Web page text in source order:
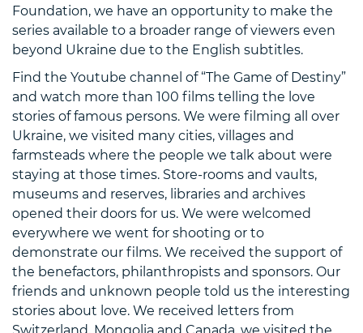
Foundation, we have an opportunity to make the
series available to a broader range of viewers even
beyond Ukraine due to the English subtitles.
Find the Youtube channel of “The Game of Destiny”
and watch more than 100 films telling the love
stories of famous persons. We were filming all over
Ukraine, we visited many cities, villages and
farmsteads where the people we talk about were
staying at those times. Store-rooms and vaults,
museums and reserves, libraries and archives
opened their doors for us. We were welcomed
everywhere we went for shooting or to
demonstrate our films. We received the support of
the benefactors, philanthropists and sponsors. Our
friends and unknown people told us the interesting
stories about love. We received letters from